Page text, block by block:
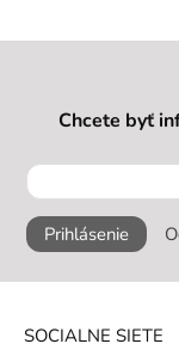
Chcete byť
Prihlásenie
SOCIALNE SIETE